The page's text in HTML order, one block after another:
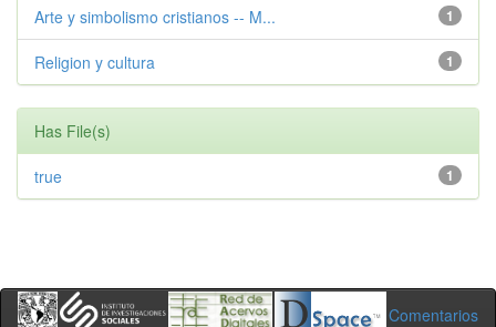
1
Arte y simbolismo cristianos -- M...
1
Religion y cultura
Has File(s)
1
true
Comentarios